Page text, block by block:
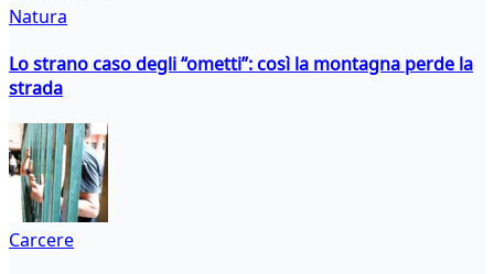
Natura
Lo strano caso degli “ometti”: così la montagna perde la
strada
Carcere